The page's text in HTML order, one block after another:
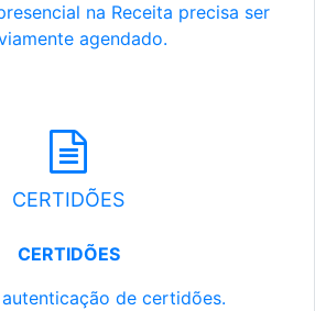
na Receita precisa ser
agendado.
CERTIDÕES
CERTIDÕES
autenticação de certidões.